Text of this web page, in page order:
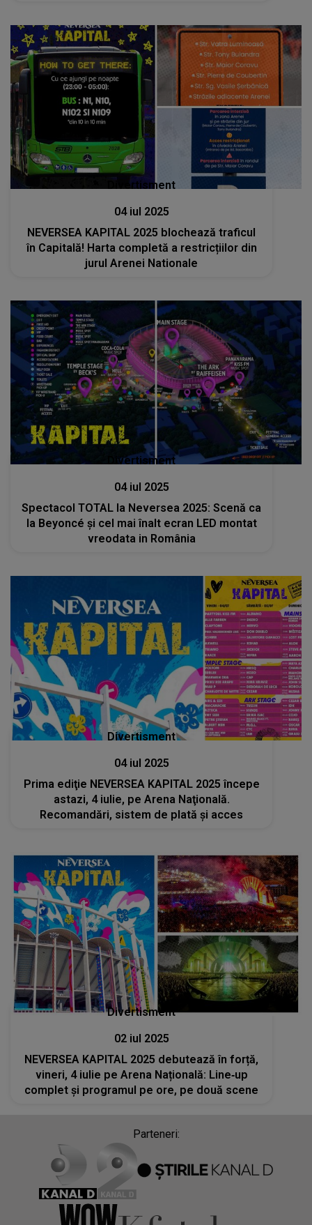
Divertisment
04 iul 2025
NEVERSEA KAPITAL 2025 blochează traficul
în Capitală! Harta completă a restricțiilor din
jurul Arenei Nationale
Divertisment
04 iul 2025
Spectacol TOTAL la Neversea 2025: Scenă ca
la Beyoncé și cel mai înalt ecran LED montat
vreodata in România
Divertisment
04 iul 2025
Prima ediţie NEVERSEA KAPITAL 2025 începe
astazi, 4 iulie, pe Arena Naţională.
Recomandări, sistem de plată şi acces
Divertisment
02 iul 2025
NEVERSEA KAPITAL 2025 debutează în forță,
vineri, 4 iulie pe Arena Națională: Line‑up
complet și programul pe ore, pe două scene
Parteneri: